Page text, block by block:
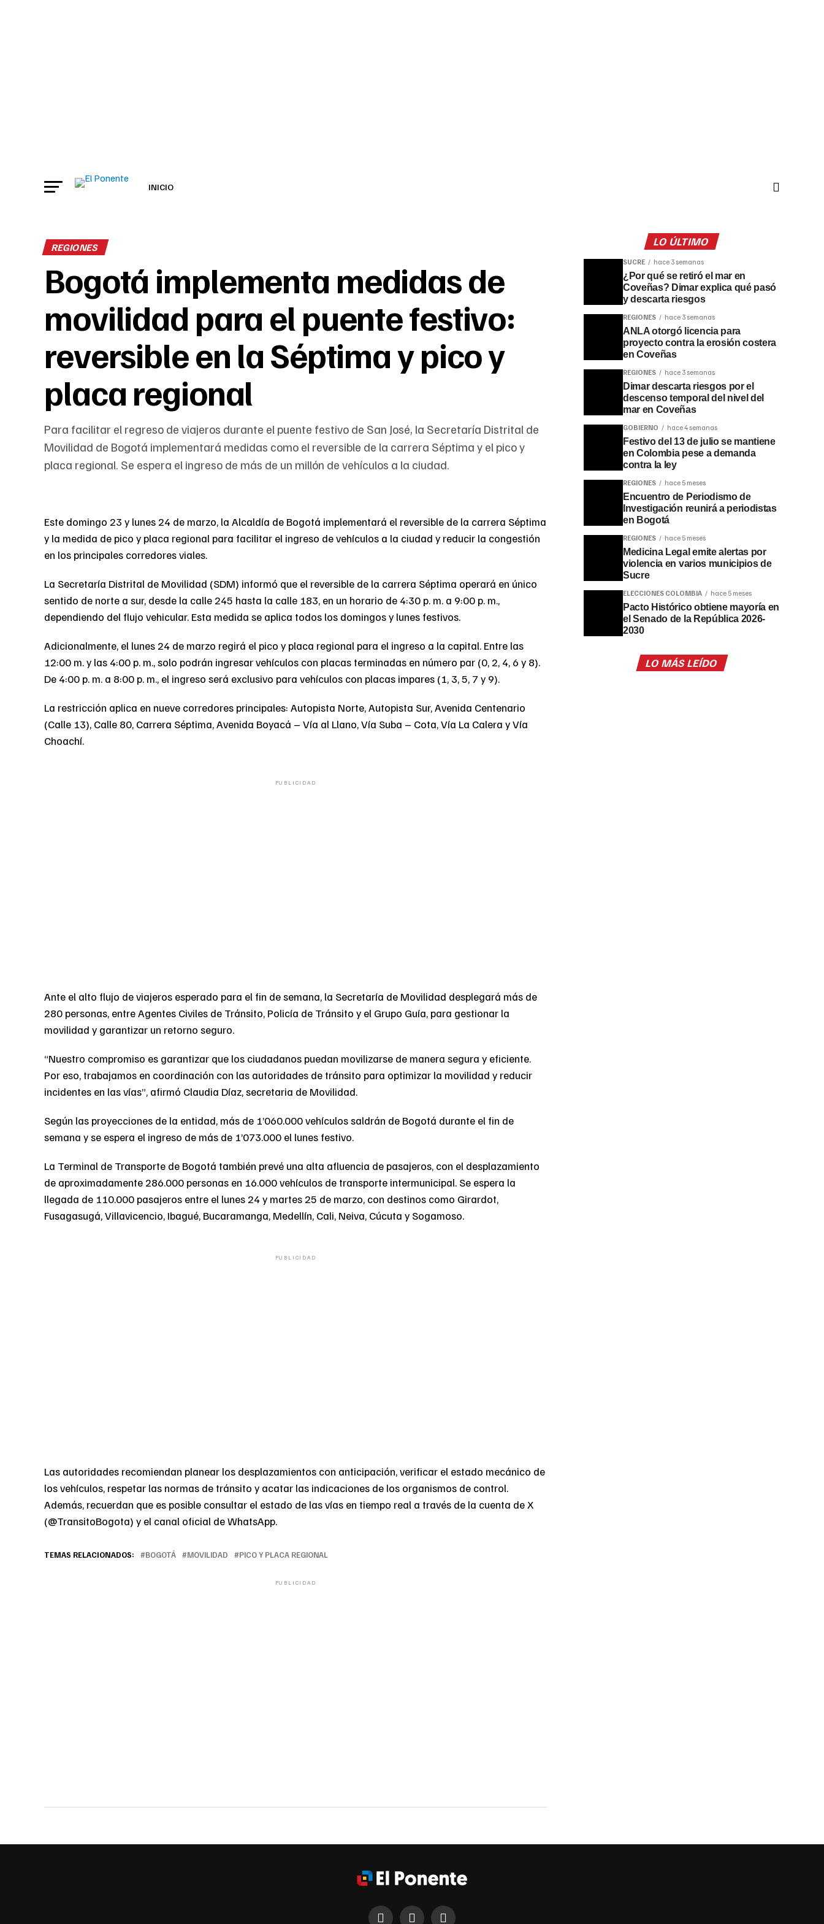
INICIO
REGIONES
Bogotá implementa medidas de
movilidad para el puente festivo:
reversible en la Séptima y pico y
placa regional
Para facilitar el regreso de viajeros durante el puente festivo de San José, la Secretaría Distrital de
Movilidad de Bogotá implementará medidas como el reversible de la carrera Séptima y el pico y
placa regional. Se espera el ingreso de más de un millón de vehículos a la ciudad.
Este domingo 23 y lunes 24 de marzo, la Alcaldía de Bogotá implementará el reversible de la carrera Séptima
y la medida de pico y placa regional para facilitar el ingreso de vehículos a la ciudad y reducir la congestión
en los principales corredores viales.
La Secretaría Distrital de Movilidad (SDM) informó que el reversible de la carrera Séptima operará en único
sentido de norte a sur, desde la calle 245 hasta la calle 183, en un horario de 4:30 p. m. a 9:00 p. m.,
dependiendo del flujo vehicular. Esta medida se aplica todos los domingos y lunes festivos.
Adicionalmente, el lunes 24 de marzo regirá el pico y placa regional para el ingreso a la capital. Entre las
12:00 m. y las 4:00 p. m., solo podrán ingresar vehículos con placas terminadas en número par (0, 2, 4, 6 y 8).
De 4:00 p. m. a 8:00 p. m., el ingreso será exclusivo para vehículos con placas impares (1, 3, 5, 7 y 9).
La restricción aplica en nueve corredores principales: Autopista Norte, Autopista Sur, Avenida Centenario
(Calle 13), Calle 80, Carrera Séptima, Avenida Boyacá – Vía al Llano, Vía Suba – Cota, Vía La Calera y Vía
Choachí.
PUBLICIDAD
Ante el alto flujo de viajeros esperado para el fin de semana, la Secretaría de Movilidad desplegará más de
280 personas, entre Agentes Civiles de Tránsito, Policía de Tránsito y el Grupo Guía, para gestionar la
movilidad y garantizar un retorno seguro.
“Nuestro compromiso es garantizar que los ciudadanos puedan movilizarse de manera segura y eficiente.
Por eso, trabajamos en coordinación con las autoridades de tránsito para optimizar la movilidad y reducir
incidentes en las vías”, afirmó Claudia Díaz, secretaria de Movilidad.
Según las proyecciones de la entidad, más de 1’060.000 vehículos saldrán de Bogotá durante el fin de
semana y se espera el ingreso de más de 1’073.000 el lunes festivo.
La Terminal de Transporte de Bogotá también prevé una alta afluencia de pasajeros, con el desplazamiento
de aproximadamente 286.000 personas en 16.000 vehículos de transporte intermunicipal. Se espera la
llegada de 110.000 pasajeros entre el lunes 24 y martes 25 de marzo, con destinos como Girardot,
Fusagasugá, Villavicencio, Ibagué, Bucaramanga, Medellín, Cali, Neiva, Cúcuta y Sogamoso.
PUBLICIDAD
Las autoridades recomiendan planear los desplazamientos con anticipación, verificar el estado mecánico de
los vehículos, respetar las normas de tránsito y acatar las indicaciones de los organismos de control.
Además, recuerdan que es posible consultar el estado de las vías en tiempo real a través de la cuenta de X
(@TransitoBogota) y el canal oficial de WhatsApp.
TEMAS RELACIONADOS: BOGOTÁ MOVILIDAD PICO Y PLACA REGIONAL
PUBLICIDAD
LO ÚLTIMO
SUCRE hace 3 semanas
¿Por qué se retiró el mar en
Coveñas? Dimar explica qué pasó
y descarta riesgos
REGIONES hace 3 semanas
ANLA otorgó licencia para
proyecto contra la erosión costera
en Coveñas
REGIONES hace 3 semanas
Dimar descarta riesgos por el
descenso temporal del nivel del
mar en Coveñas
GOBIERNO hace 4 semanas
Festivo del 13 de julio se mantiene
en Colombia pese a demanda
contra la ley
REGIONES hace 5 meses
Encuentro de Periodismo de
Investigación reunirá a periodistas
en Bogotá
REGIONES hace 5 meses
Medicina Legal emite alertas por
violencia en varios municipios de
Sucre
ELECCIONES COLOMBIA hace 5 meses
Pacto Histórico obtiene mayoría en
el Senado de la República 2026-
2030
LO MÁS LEÍDO